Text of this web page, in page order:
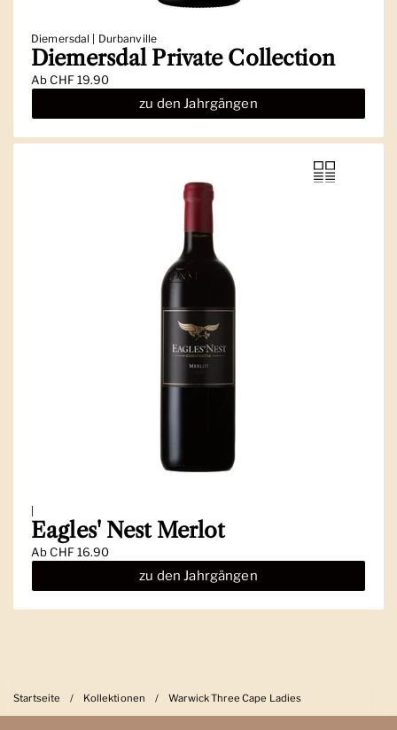
Diemersdal | Durbanville
Diemersdal Private Collection
AbCHF 19.90
zu den Jahrgängen
|
Eagles' Nest Merlot
AbCHF 16.90
zu den Jahrgängen
Startseite / Kollektionen / Warwick Three Cape Ladies